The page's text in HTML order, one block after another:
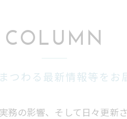
COLUMN
つわる最新情報等をお
務の影響、そして日々更新